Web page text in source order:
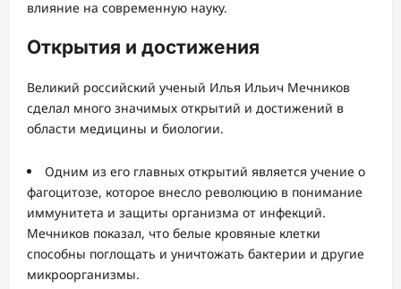
влияние на современную науку.
Открытия и достижения
Великий российский ученый Илья Ильич Мечников
сделал много значимых открытий и достижений в
области медицины и биологии.
Одним из его главных открытий является учение о
фагоцитозе, которое внесло революцию в понимание
иммунитета и защиты организма от инфекций.
Мечников показал, что белые кровяные клетки
способны поглощать и уничтожать бактерии и другие
микроорганизмы.